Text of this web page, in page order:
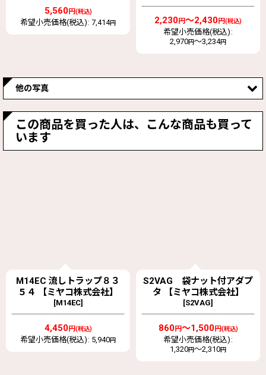
5,560円(税込)
希望小売価格(税込) : 7,414円 2,230円～2,430円(税込)
希望小売価格(税込) :
2,970円～3,234円
他の写真
この商品を買った人は、こんな商品も買って
います
S2VAG 袋ナット付アダプ
タ 【ミヤコ株式会社】
[S2VAG]
円～1,500円(税込)
希望小売価格(税込):
ミヤコ株式会社-電気温水器
トラップ（袋ナット付） サ
イズ40 【M5FP】用 パ
ッキンのみ 40 [M5FP-
PK40]
520円(税込)